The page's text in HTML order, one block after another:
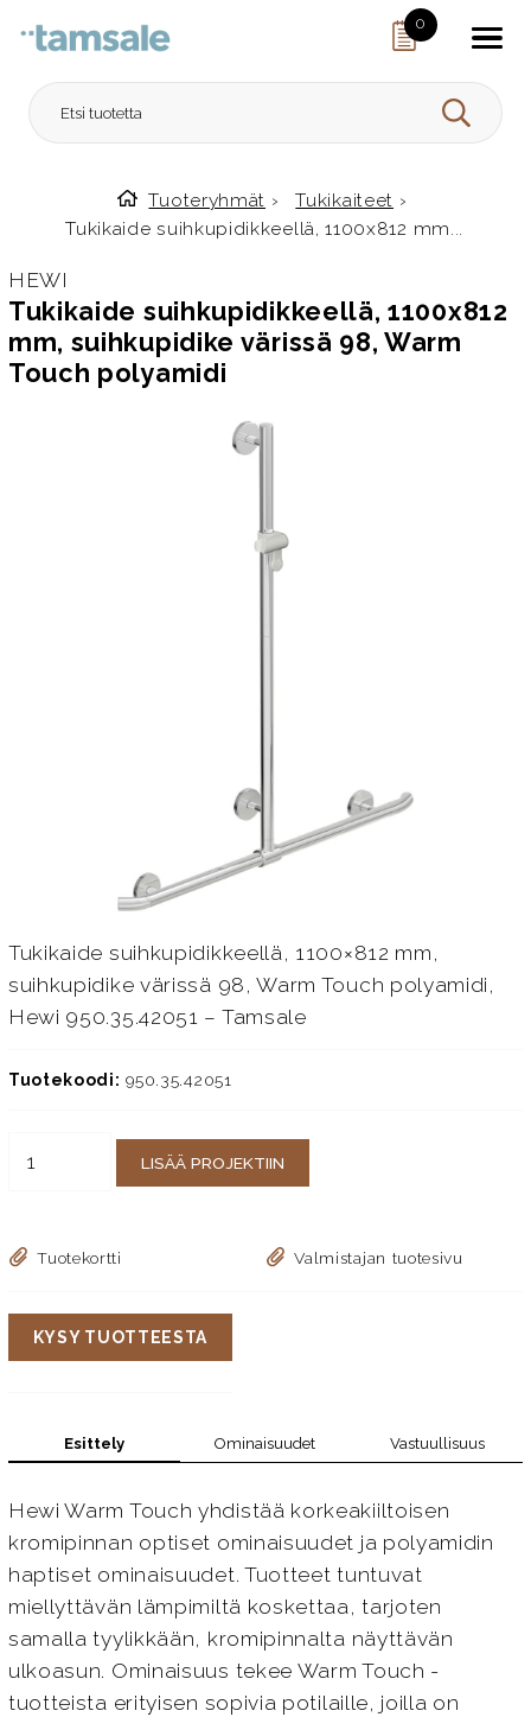
0
HAE
Etusivulle
Tuoteryhmät › Tukikaiteet ›
Tukikaide suihkupidikkeellä, 1100x812 mm...
HEWI
Tukikaide suihkupidikkeellä, 1100x812
mm, suihkupidike värissä 98, Warm
Touch polyamidi
Tukikaide suihkupidikkeellä, 1100×812 mm,
suihkupidike värissä 98, Warm Touch polyamidi,
Hewi 950.35.42051 – Tamsale
Tuotekoodi: 950.35.42051
LISÄÄ PROJEKTIIN
Tuotekortti Valmistajan tuotesivu
KYSY TUOTTEESTA
Esittely Ominaisuudet Vastuullisuus
Hewi Warm Touch yhdistää korkeakiiltoisen
kromipinnan optiset ominaisuudet ja polyamidin
haptiset ominaisuudet. Tuotteet tuntuvat
miellyttävän lämpimiltä koskettaa, tarjoten
samalla tyylikkään, kromipinnalta näyttävän
ulkoasun. Ominaisuus tekee Warm Touch -
tuotteista erityisen sopivia potilaille, joilla on